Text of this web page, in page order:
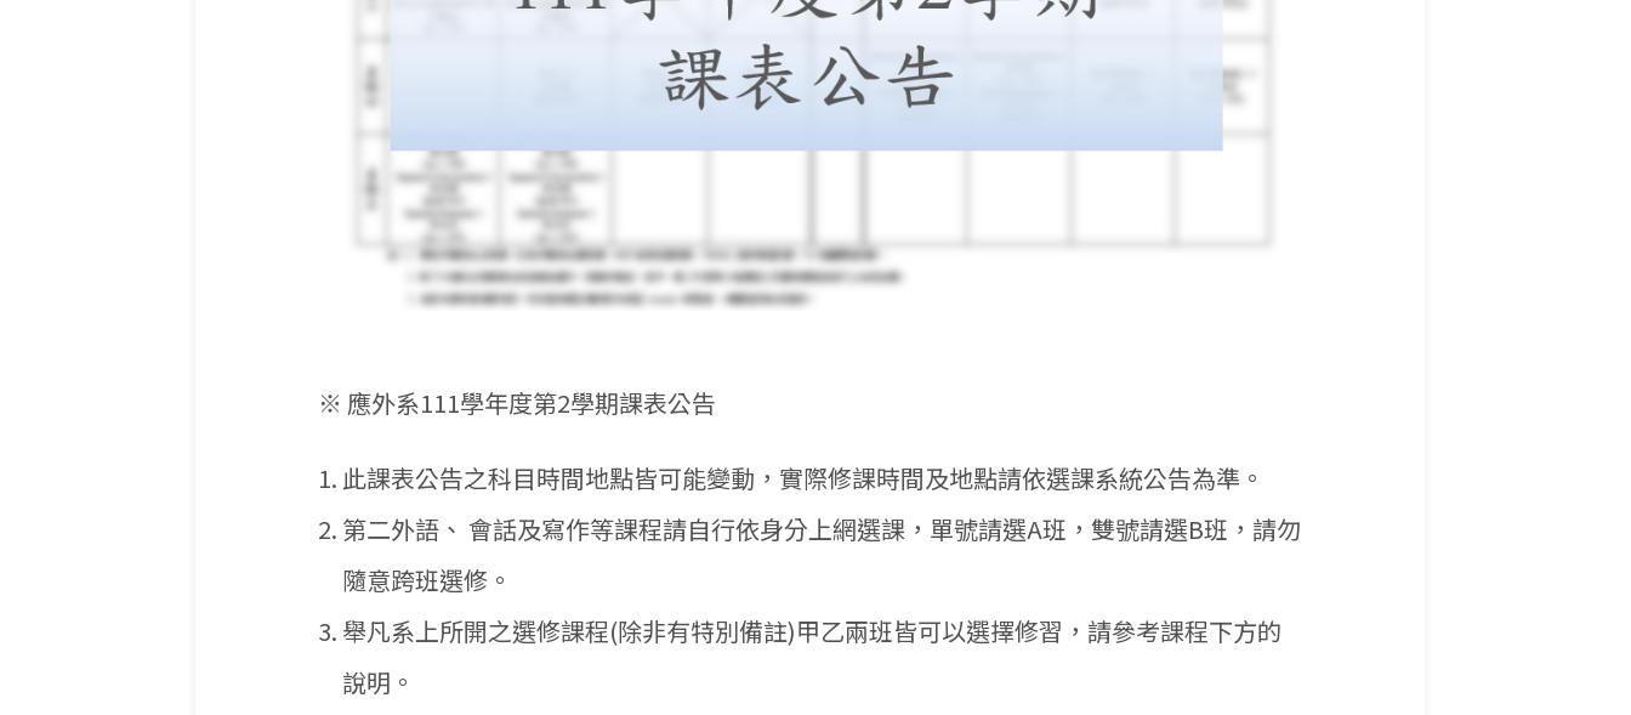
※ 應外系111學年度第2學期課表公告
此課表公告之科目時間地點皆可能變動，實際修課時間及地點請依選課系統公告為準。
第二外語、 會話及寫作等課程請自行依身分上網選課，單號請選A班，雙號請選B班，請勿
隨意跨班選修。
舉凡系上所開之選修課程(除非有特別備註)甲乙兩班皆可以選擇修習，請參考課程下方的
說明。